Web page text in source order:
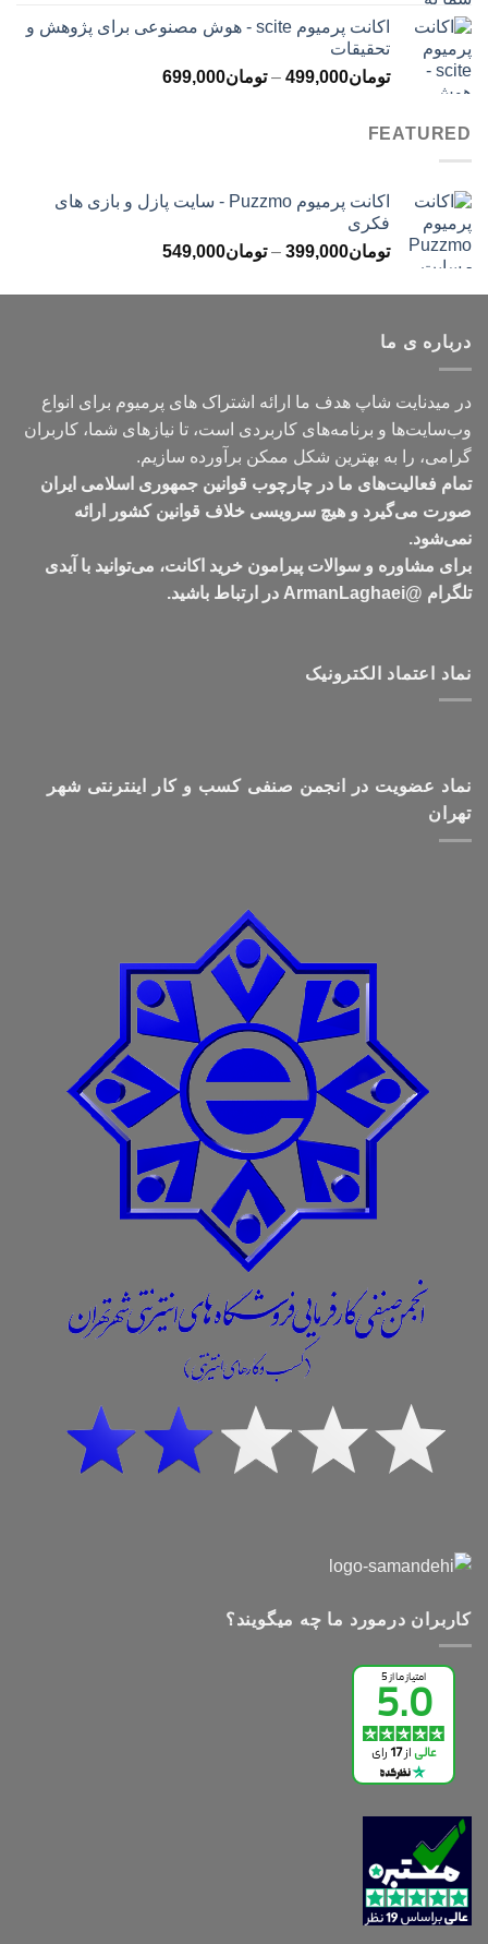
تومان299,000
تومان499,000
اکانت پرمیوم scite - هوش مصنوعی برای پژوهش و
تحقیقات
تومان499,000
– تومان699,000محدوده
FEATURED
اکانت پرمیوم Puzzmo - سایت پازل و بازی های
فکری
تومان399,000
– تومان549,000محدوده
تومان399,000
درباره ی ما
در میدنایت شاپ هدف ما ارائه اشتراک های پرمیوم برای انواع
وب‌سایت‌ها و برنامه‌های کاربردی است، تا نیازهای شما، کاربران
گرامی، را به بهترین شکل ممکن برآورده سازیم.
تمام فعالیت‌های ما در چارچوب قوانین جمهوری اسلامی ایران
صورت می‌گیرد و هیچ سرویسی خلاف قوانین کشور ارائه
نمی‌شود.
برای مشاوره و سوالات پیرامون خرید اکانت، می‌توانید با آیدی
تلگرام @ArmanLaghaei در ارتباط باشید.
نماد اعتماد الکترونیک
نماد عضویت در انجمن صنفی کسب و کار اینترنتی شهر
تهران
کاربران درمورد ما چه میگویند؟